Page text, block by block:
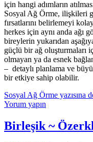
için hangi adımların
Sosyal Ağ Örme, ilişkileri
fırsatlarını belirlemeyi
herkes için aynı anda ağı
bireylerin yukarıdan
güçlü bir ağ oluşturmaları
olmayan ya da esnek
– detaylı planlama ve
bir etkiye sahip olabilir.
Sosyal Ağ Örme yazısına
Yorum yapın
Birleşik ~